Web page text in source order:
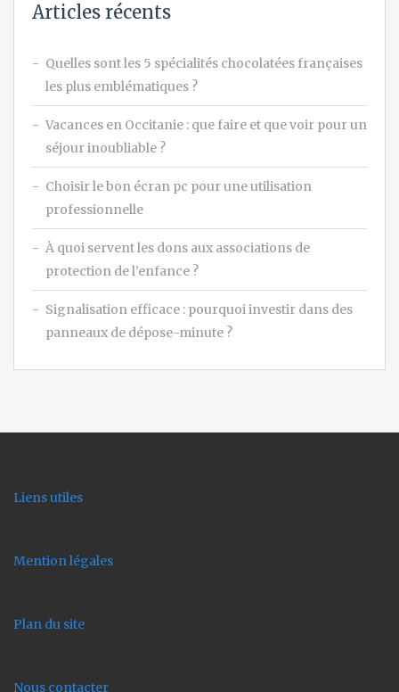
Articles récents
Quelles sont les 5 spécialités chocolatées françaises
les plus emblématiques ?
Vacances en Occitanie : que faire et que voir pour un
séjour inoubliable ?
Choisir le bon écran pc pour une utilisation
professionnelle
À quoi servent les dons aux associations de
protection de l’enfance ?
Signalisation efficace : pourquoi investir dans des
panneaux de dépose-minute ?
Liens utiles
Mention légales
Plan du site
Nous contacter